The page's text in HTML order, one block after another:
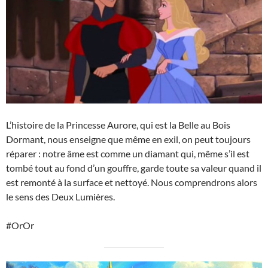
L’histoire de la Princesse Aurore, qui est la Belle au Bois
Dormant, nous enseigne que même en exil, on peut toujours
réparer : notre âme est comme un diamant qui, même s’il est
tombé tout au fond d’un gouffre, garde toute sa valeur quand il
est remonté à la surface et nettoyé. Nous comprendrons alors
le sens des Deux Lumières.
#OrOr